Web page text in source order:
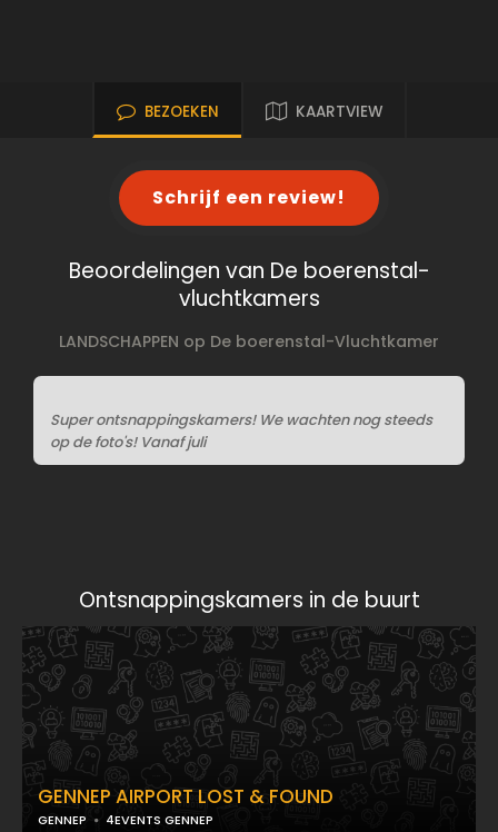
BEZOEKEN KAARTVIEW
Schrijf een review!
Beoordelingen van De boerenstal-
vluchtkamers
LANDSCHAPPEN op De boerenstal-Vluchtkamer
Super ontsnappingskamers! We wachten nog steeds
op de foto's! Vanaf juli
Ontsnappingskamers in de buurt
GENNEP AIRPORT LOST & FOUND
GENNEP 4EVENTS GENNEP